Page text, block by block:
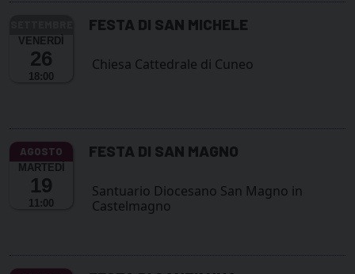
VENERDÌ
26
18:00
FESTA DI SAN MICHELE
Chiesa Cattedrale di Cuneo
MARTEDÌ
19
11:00
FESTA DI SAN MAGNO
Santuario Diocesano San Magno in
Castelmagno